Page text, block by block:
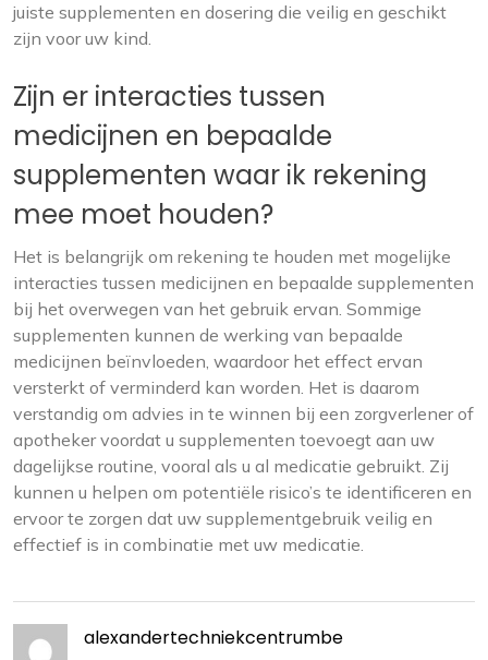
juiste supplementen en dosering die veilig en geschikt
zijn voor uw kind.
Zijn er interacties tussen
medicijnen en bepaalde
supplementen waar ik rekening
mee moet houden?
Het is belangrijk om rekening te houden met mogelijke
interacties tussen medicijnen en bepaalde supplementen
bij het overwegen van het gebruik ervan. Sommige
supplementen kunnen de werking van bepaalde
medicijnen beïnvloeden, waardoor het effect ervan
versterkt of verminderd kan worden. Het is daarom
verstandig om advies in te winnen bij een zorgverlener of
apotheker voordat u supplementen toevoegt aan uw
dagelijkse routine, vooral als u al medicatie gebruikt. Zij
kunnen u helpen om potentiële risico’s te identificeren en
ervoor te zorgen dat uw supplementgebruik veilig en
effectief is in combinatie met uw medicatie.
alexandertechniekcentrumbe